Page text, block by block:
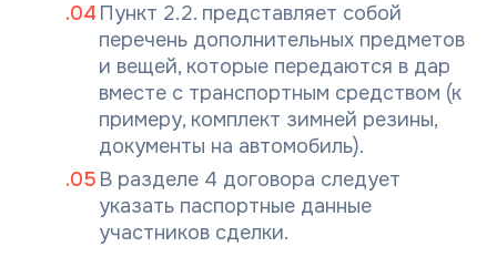
Пункт 2.2. представляет собой
перечень дополнительных предметов
и вещей, которые передаются в дар
вместе с транспортным средством (к
примеру, комплект зимней резины,
документы на автомобиль).
В разделе 4 договора следует
указать паспортные данные
участников сделки.